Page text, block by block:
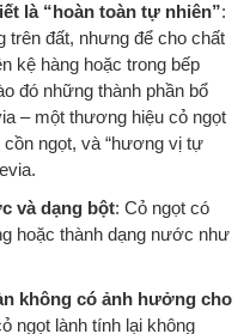
là “hoàn toàn tự nhiên”:
trên đất, nhưng để cho chất
kệ hàng hoặc trong bếp
đó những thành phần bổ
– một thương hiệu cỏ ngọt
ngọt, và “hương vị tự
và dạng bột: Cỏ ngọt có
hoặc thành dạng nước như
không có ảnh hưởng cho
ngọt lành tính lại không